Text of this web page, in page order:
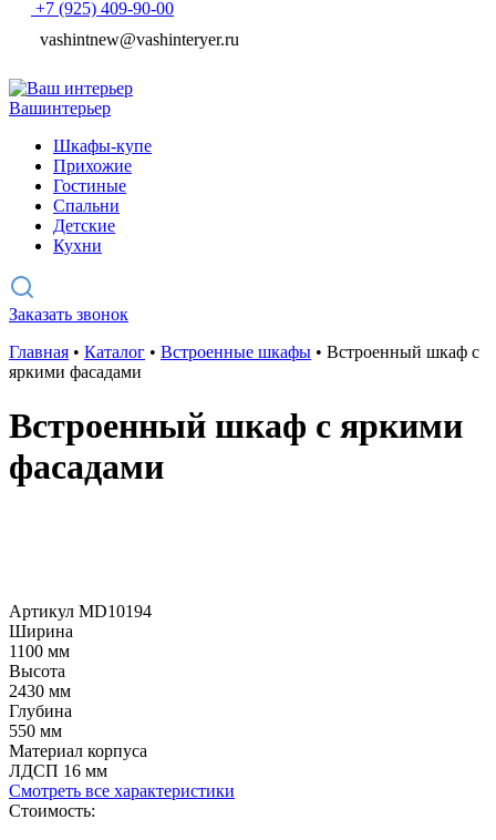
+7 (925) 409-90-00
vashintnew@vashinteryer.ru
Вашинтерьер
Шкафы-купе
Прихожие
Гостиные
Спальни
Детские
Кухни
Заказать звонок
Главная • Каталог • Встроенные шкафы • Встроенный шкаф с
яркими фасадами
Встроенный шкаф с яркими
фасадами
Артикул MD10194
Ширина
1100 мм
Высота
2430 мм
Глубина
550 мм
Материал корпуса
ЛДСП 16 мм
Смотреть все характеристики
Стоимость: